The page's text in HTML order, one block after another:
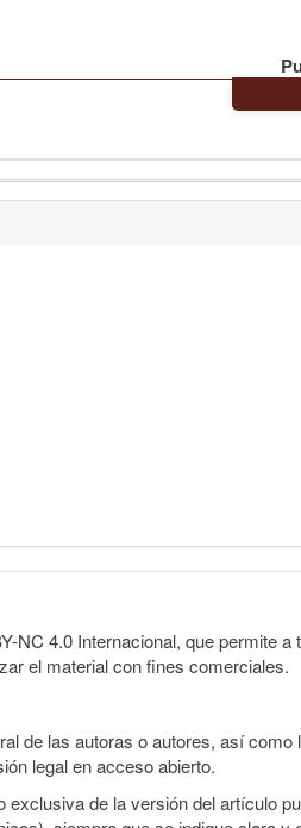
NC 4.0 Internacional, que permite a
el material con fines comerciales.
de las autoras o autores, así como
legal en acceso abierto.
de la versión del artículo